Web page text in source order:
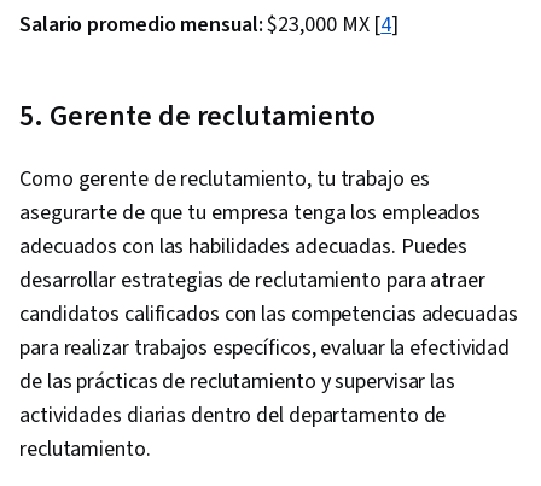
Salario promedio mensual:$23,000 MX [4]
5. Gerente de reclutamiento
Como gerente de reclutamiento, tu trabajo es
asegurarte de que tu empresa tenga los empleados
adecuados con las habilidades adecuadas. Puedes
desarrollar estrategias de reclutamiento para atraer
candidatos calificados con las competencias adecuadas
para realizar trabajos específicos, evaluar la efectividad
de las prácticas de reclutamiento y supervisar las
actividades diarias dentro del departamento de
reclutamiento.